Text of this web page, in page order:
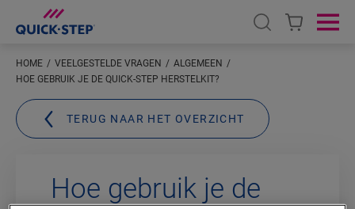
Open search
HOME VEELGESTELDE VRAGEN
ALGEMEEN
HOE GEBRUIK JE DE QUICK-STEP HERSTELKIT?
TERUG NAAR HET OVERZICHT
Hoe gebruik je de